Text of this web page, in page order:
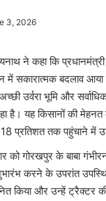
3, 2026
ने कहा कि
में सकारात्मक बदलाव
उर्वरा भूमि और
है। यह किसानों की
प्रतिशत तक पहुंचाने में
को गोरखपुर के बाबा
करने के उपरांत
किया और उन्हें ट्रैक्टर